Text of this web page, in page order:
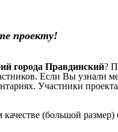
проекту!
города Правдинский?
Если Вы узнали
Участники
(большой размер)